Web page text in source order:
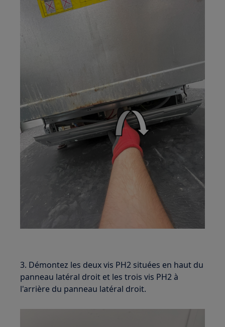
3. Démontez les deux vis PH2 situées en haut du
panneau latéral droit et les trois vis PH2 à
l'arrière du panneau latéral droit.